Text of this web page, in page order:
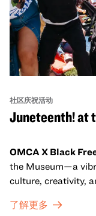
社区庆祝活动
Juneteenth! at
OMCA X Black
the Museum—a
culture, creativity,
sets from
了解更多